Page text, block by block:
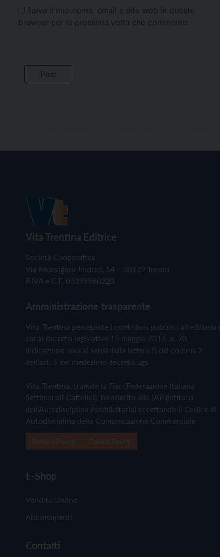
Salva il mio nome, email e sito web in questo
browser per la prossima volta che commento.
Vita Trentina Editrice
Società Cooperativa
Via Monsignor Endrici, 14 – 38122 Trento
P.IVA e C.F. 00199960220
Amministrazione trasparente
Vita Trentina percepisce i contributi pubblici all'editoria
cui al decreto legislativo 15 maggio 2017, n. 70.
Indicazione resa ai sensi della lettera f) del comma 2
dell'art. 5 del medesimo decreto Lgs.
Vita Trentina, tramite la Fisc (Federazione Italiana
Settimanali Cattolici), ha aderito allo IAP (Istituto
dell'Autodisciplina Pubblicitaria) accettando il Codice di
Autodisciplina della Comunicazione Commerciale
E-Shop
Vendita Online
Abbonamenti
Contatti